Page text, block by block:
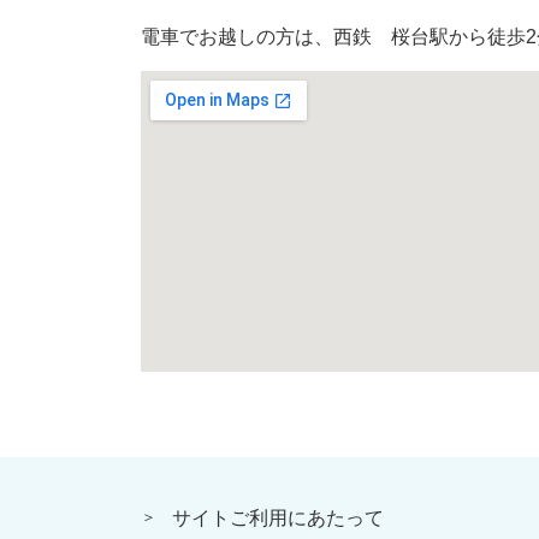
電車でお越しの方は、西鉄 桜台駅から徒歩
＞ サイトご利用にあたって